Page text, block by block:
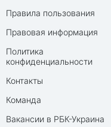
Правила пользования
Правовая информация
Политика
конфиденциальности
Контакты
Команда
Вакансии в РБК-Украина